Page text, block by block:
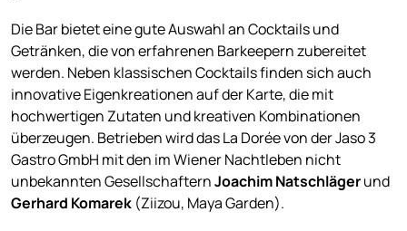
Die Bar bietet eine gute Auswahl an Cocktails und
Getränken, die von erfahrenen Barkeepern zubereitet
werden. Neben klassischen Cocktails finden sich auch
innovative Eigenkreationen auf der Karte, die mit
hochwertigen Zutaten und kreativen Kombinationen
überzeugen. Betrieben wird das La Dorée von der Jaso 3
Gastro GmbH mit den im Wiener Nachtleben nicht
unbekannten GesellschafternJoachim Natschlägerund
Gerhard Komarek (Ziizou, Maya Garden).